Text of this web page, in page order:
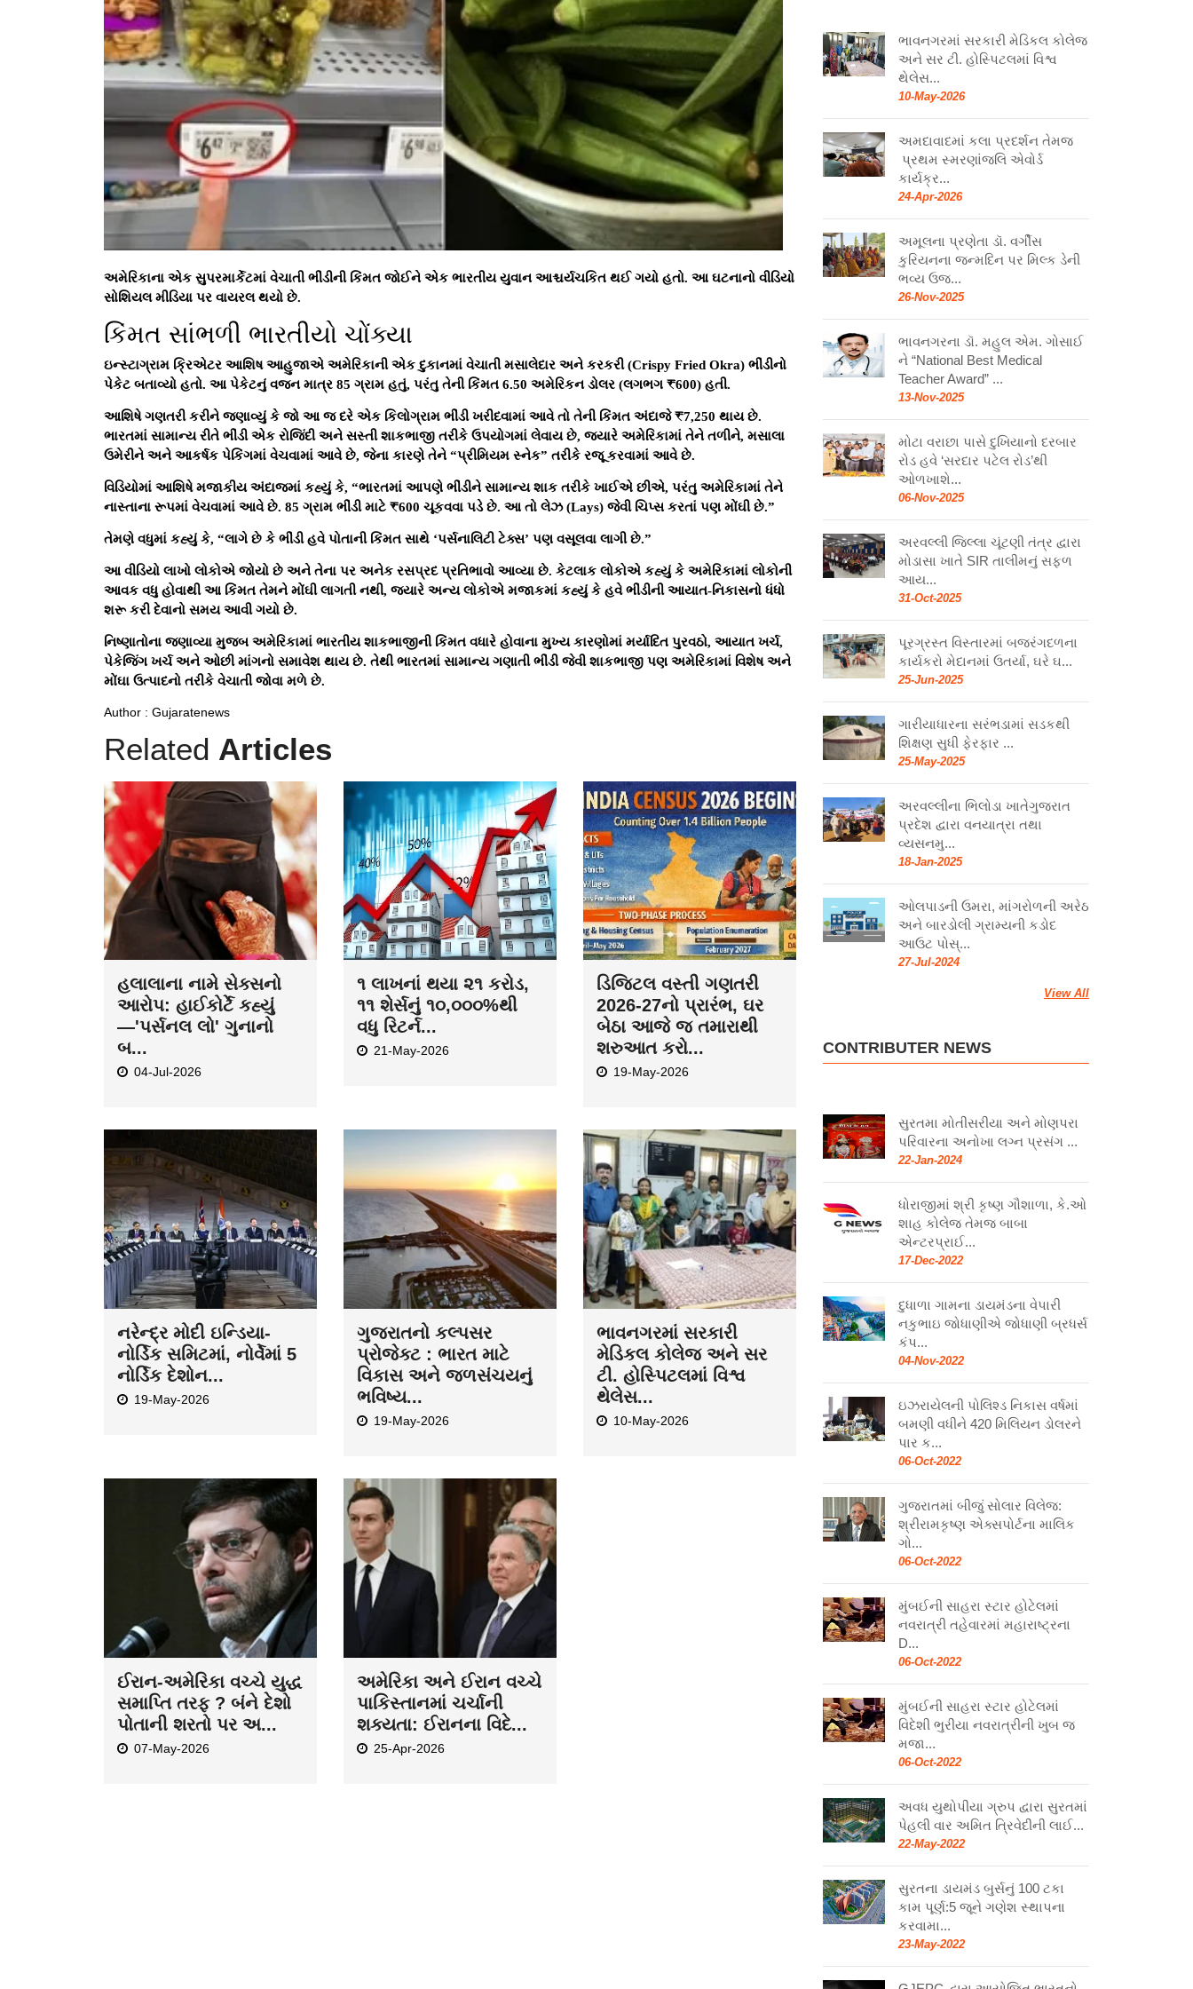
અમેરિકાના એક સુપરમાર્કેટમાં વેચાતી ભીંડીની કિંમત જોઈને એક ભારતીય યુવાન આશ્ચર્યચકિત થઈ ગયો હતો. આ ઘટનાનો વીડિયો
સોશિયલ મીડિયા પર વાયરલ થયો છે.
કિંમત સાંભળી ભારતીયો ચોંક્યા
ઇન્સ્ટાગ્રામ ક્રિએટર આશિષ આહુજાએ અમેરિકાની એક દુકાનમાં વેચાતી મસાલેદાર અને કરકરી (Crispy Fried Okra) ભીંડીનો
પેકેટ બતાવ્યો હતો. આ પેકેટનું વજન માત્ર 85 ગ્રામ હતું, પરંતુ તેની કિંમત 6.50 અમેરિકન ડોલર (લગભગ ₹600) હતી.
આશિષે ગણતરી કરીને જણાવ્યું કે જો આ જ દરે એક કિલોગ્રામ ભીંડી ખરીદવામાં આવે તો તેની કિંમત અંદાજે ₹7,250 થાય છે.
ભારતમાં સામાન્ય રીતે ભીંડી એક રોજિંદી અને સસ્તી શાકભાજી તરીકે ઉપયોગમાં લેવાય છે, જ્યારે અમેરિકામાં તેને તળીને, મસાલા
ઉમેરીને અને આકર્ષક પેકિંગમાં વેચવામાં આવે છે, જેના કારણે તેને “પ્રીમિયમ સ્નેક” તરીકે રજૂ કરવામાં આવે છે.
વિડિયોમાં આશિષે મજાકીય અંદાજમાં કહ્યું કે, “ભારતમાં આપણે ભીંડીને સામાન્ય શાક તરીકે ખાઈએ છીએ, પરંતુ અમેરિકામાં તેને
નાસ્તાના રૂપમાં વેચવામાં આવે છે. 85 ગ્રામ ભીંડી માટે ₹600 ચૂકવવા પડે છે. આ તો લેઝ (Lays) જેવી ચિપ્સ કરતાં પણ મોંઘી છે.”
તેમણે વધુમાં કહ્યું કે, “લાગે છે કે ભીંડી હવે પોતાની કિંમત સાથે ‘પર્સનાલિટી ટેક્સ’ પણ વસૂલવા લાગી છે.”
આ વીડિયો લાખો લોકોએ જોયો છે અને તેના પર અનેક રસપ્રદ પ્રતિભાવો આવ્યા છે. કેટલાક લોકોએ કહ્યું કે અમેરિકામાં લોકોની
આવક વધુ હોવાથી આ કિંમત તેમને મોંઘી લાગતી નથી, જ્યારે અન્ય લોકોએ મજાકમાં કહ્યું કે હવે ભીંડીની આયાત-નિકાસનો ધંધો
શરૂ કરી દેવાનો સમય આવી ગયો છે.
નિષ્ણાતોના જણાવ્યા મુજબ અમેરિકામાં ભારતીય શાકભાજીની કિંમત વધારે હોવાના મુખ્ય કારણોમાં મર્યાદિત પુરવઠો, આયાત ખર્ચ,
પેકેજિંગ ખર્ચ અને ઓછી માંગનો સમાવેશ થાય છે. તેથી ભારતમાં સામાન્ય ગણાતી ભીંડી જેવી શાકભાજી પણ અમેરિકામાં વિશેષ અને
મોંઘા ઉત્પાદનો તરીકે વેચાતી જોવા મળે છે.
Author : Gujaratenews
Related Articles
હલાલાના નામે સેક્સનો
આરોપ: હાઈકોર્ટે કહ્યું
—'પર્સનલ લો' ગુનાનો
બ...
04-Jul-2026
૧ લાખનાં થયા ૨૧ કરોડ,
૧૧ શેર્સનું ૧૦,૦૦૦%થી
વધુ રિટર્ન...
21-May-2026
ડિજિટલ વસ્તી ગણતરી
2026-27નો પ્રારંભ, ઘર
બેઠા આજે જ તમારાથી
શરુઆત કરો...
19-May-2026
નરેન્દ્ર મોદી ઇન્ડિયા-
નોર્ડિક સમિટમાં, નોર્વેમાં 5
નોર્ડિક દેશોન...
19-May-2026
ગુજરાતનો કલ્પસર
પ્રોજેક્ટ : ભારત માટે
વિકાસ અને જળસંચયનું
ભવિષ્ય...
19-May-2026
ભાવનગરમાં સરકારી
મેડિકલ કોલેજ અને સર
ટી. હોસ્પિટલમાં વિશ્વ
થેલેસ...
10-May-2026
ઈરાન-અમેરિકા વચ્ચે યુદ્ધ
સમાપ્તિ તરફ ? બંને દેશો
પોતાની શરતો પર અ...
07-May-2026
અમેરિકા અને ઈરાન વચ્ચે
પાકિસ્તાનમાં ચર્ચાની
શક્યતા: ઈરાનના વિદે...
25-Apr-2026
ભાવનગરમાં સરકારી મેડિકલ કોલેજ
અને સર ટી. હોસ્પિટલમાં વિશ્વ
થેલેસ...
10-May-2026
અમદાવાદમાં કલા પ્રદર્શન તેમજ
પ્રથમ સ્મરણાંજલિ એવોર્ડ
કાર્યક્ર...
24-Apr-2026
અમૂલના પ્રણેતા ડૉ. વર્ગીસ
કુરિયનના જન્મદિન પર મિલ્ક ડેની
ભવ્ય ઉજ...
26-Nov-2025
ભાવનગરના ડૉ. મહુલ એમ. ગોસાઈ
ને “National Best Medical
Teacher Award” ...
13-Nov-2025
મોટા વરાછા પાસે દુખિયાનો દરબાર
રોડ હવે ‘સરદાર પટેલ રોડ’થી
ઓળખાશે...
06-Nov-2025
અરવલ્લી જિલ્લા ચૂંટણી તંત્ર દ્વારા
મોડાસા ખાતે SIR તાલીમનું સફળ
આય...
31-Oct-2025
પૂરગ્રસ્ત વિસ્તારમાં બજરંગદળના
કાર્યકરો મેદાનમાં ઉતર્યા, ઘરે ઘ...
25-Jun-2025
ગારીયાધારના સરંભડામાં સડકથી
શિક્ષણ સુધી ફેરફાર ...
25-May-2025
અરવલ્લીના ભિલોડા ખાતેગુજરાત
પ્રદેશ દ્વારા વનયાત્રા તથા
વ્યસનમુ...
18-Jan-2025
ઓલપાડની ઉમરા, માંગરોળની અરેઠ
અને બારડોલી ગ્રામ્યની કડોદ
આઉટ પોસ્...
27-Jul-2024
View All
CONTRIBUTER NEWS
સુરતમા મોતીસરીયા અને મોણપરા
પરિવારના અનોખા લગ્ન પ્રસંગ ...
22-Jan-2024
ધોરાજીમાં શ્રી કૃષ્ણ ગૌશાળા, કે.ઓ
શાહ કોલેજ તેમજ બાબા
એન્ટરપ્રાઈ...
17-Dec-2022
દુધાળા ગામના ડાયમંડના વેપારી
નકુભાઇ જોધાણીએ જોધાણી બ્રધર્સ
કંપ...
04-Nov-2022
ઇઝરાયેલની પોલિશ્ડ નિકાસ વર્ષમાં
બમણી વધીને 420 મિલિયન ડોલરને
પાર ક...
06-Oct-2022
ગુજરાતમાં બીજું સોલાર વિલેજ:
શ્રીરામકૃષ્ણ એક્સપોર્ટના માલિક
ગો...
06-Oct-2022
મુંબઈની સાહરા સ્ટાર હોટેલમાં
નવરાત્રી તહેવારમાં મહારાષ્ટ્રના
D...
06-Oct-2022
મુંબઈની સાહરા સ્ટાર હોટેલમાં
વિદેશી ભુરીયા નવરાત્રીની ખુબ જ
મજા...
06-Oct-2022
અવધ યુથોપીયા ગ્રુપ દ્વારા સુરતમાં
પેહલી વાર અમિત ત્રિવેદીની લાઈ...
22-May-2022
સુરતના ડાયમંડ બુર્સનું 100 ટકા
કામ પૂર્ણ:5 જૂને ગણેશ સ્થાપના
કરવામા...
23-May-2022